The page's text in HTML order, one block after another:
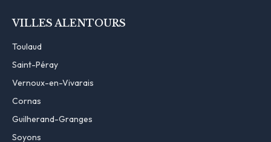
VILLES ALENTOURS
Toulaud
Saint-Péray
Vernoux-en-Vivarais
Cornas
Guilherand-Granges
Soyons